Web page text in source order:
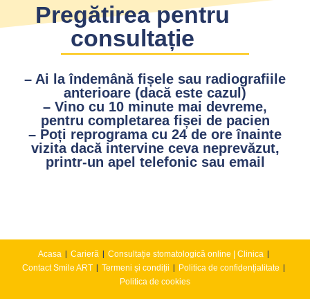
Pregătirea pentru
consultație
– Ai la îndemână fișele sau radiografiile
anterioare (dacă este cazul)
– Vino cu 10 minute mai devreme,
pentru completarea fișei de pacien
– Poți reprograma cu 24 de ore înainte
vizita dacă intervine ceva neprevăzut,
printr-un apel telefonic sau email
Acasa Carieră
Consultație stomatologică online | Clinica
Contact Smile ART
Termeni și condiții
Politica de confidențialitate
Politica de cookies